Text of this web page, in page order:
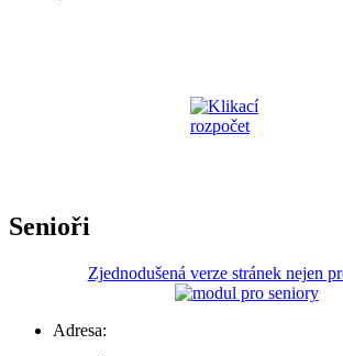
Senioři
Zjednodušená verze stránek nejen
Adresa: